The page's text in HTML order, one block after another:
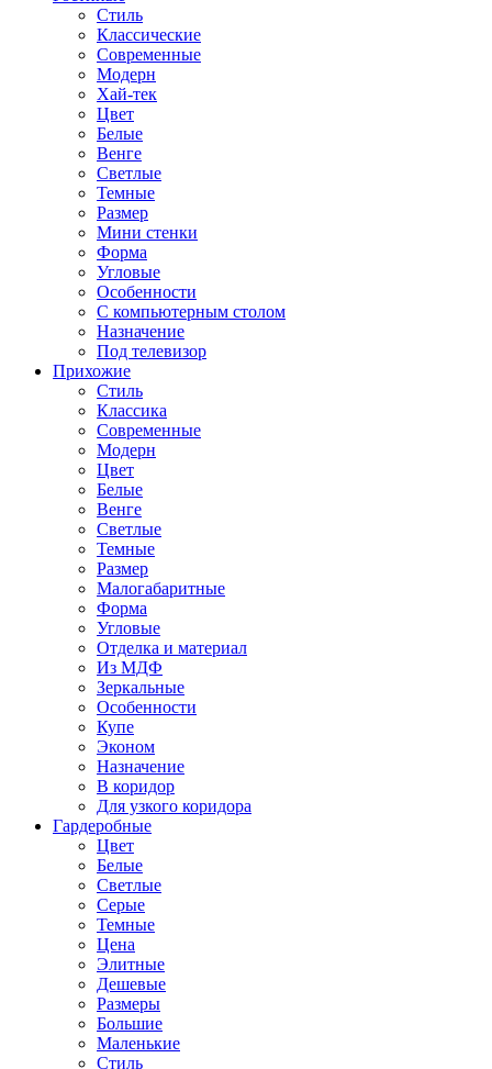
Стиль
Классические
Современные
Модерн
Хай-тек
Цвет
Белые
Венге
Светлые
Темные
Размер
Мини стенки
Форма
Угловые
Особенности
С компьютерным столом
Назначение
Под телевизор
Прихожие
Стиль
Классика
Современные
Модерн
Цвет
Белые
Венге
Светлые
Темные
Размер
Малогабаритные
Форма
Угловые
Отделка и материал
Из МДФ
Зеркальные
Особенности
Купе
Эконом
Назначение
В коридор
Для узкого коридора
Гардеробные
Цвет
Белые
Светлые
Серые
Темные
Цена
Элитные
Дешевые
Размеры
Большие
Маленькие
Стиль